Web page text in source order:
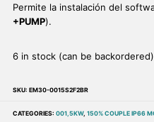
Permite la instalación del
+PUMP).
6 in stock (can be backordered)
SKU:EM30-0015S2F2BR
CATEGORIES:001,5KW,150% COUPLE IP66